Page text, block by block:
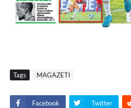
Tags MAGAZETI
Facebook Twitter